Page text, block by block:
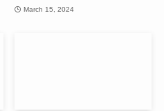
March 15, 2024